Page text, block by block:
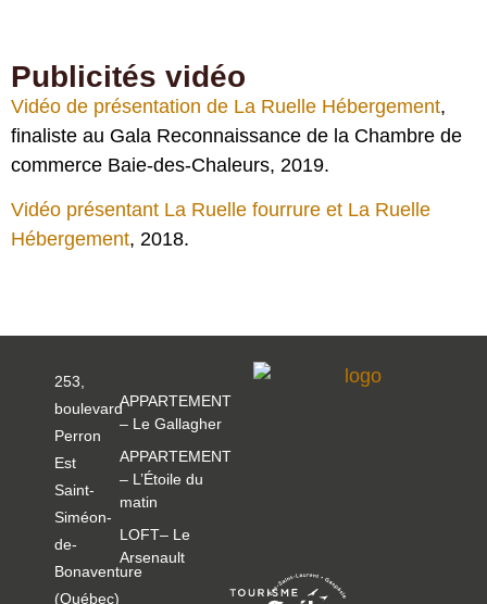
Publicités vidéo
Vidéo de présentation de La Ruelle Hébergement,
finaliste au Gala Reconnaissance de la Chambre de
commerce Baie-des-Chaleurs, 2019.
Vidéo présentant La Ruelle fourrure et La Ruelle
Hébergement, 2018.
253,
boulevard
Perron
Est
Saint-
Siméon-
de-
Bonaventure
(Québec)
APPARTEMENT
– Le Gallagher
APPARTEMENT
– L’Étoile du
matin
LOFT– Le
Arsenault